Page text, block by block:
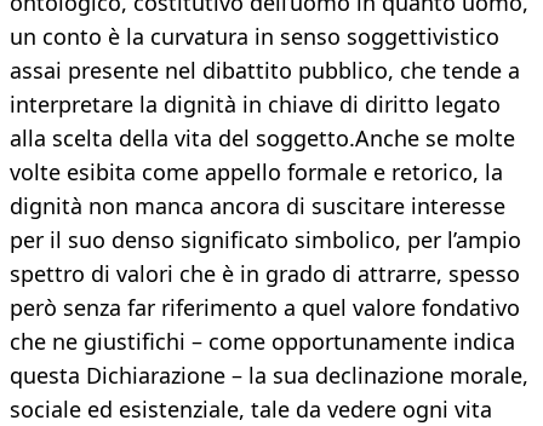
un conto è la curvatura in senso soggettivistico
assai presente nel dibattito pubblico, che tende a
interpretare la dignità in chiave di diritto legato
alla scelta della vita del soggetto.Anche se molte
volte esibita come appello formale e retorico, la
dignità non manca ancora di suscitare interesse
per il suo denso significato simbolico, per l’ampio
spettro di valori che è in grado di attrarre, spesso
però senza far riferimento a quel valore fondativo
che ne giustifichi – come opportunamente indica
questa Dichiarazione – la sua declinazione morale,
sociale ed esistenziale, tale da vedere ogni vita